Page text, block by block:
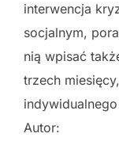
interwencja
socjalnym,
nią wpisać
trzech
Autor: